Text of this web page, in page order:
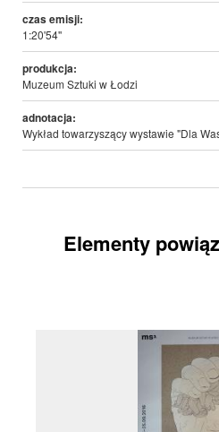
czas emisji:
1:20'54''
produkcja:
Muzeum Sztuki w Łodzi
adnotacja:
Wykład towarzyszący wystawie "Dla
Elementy